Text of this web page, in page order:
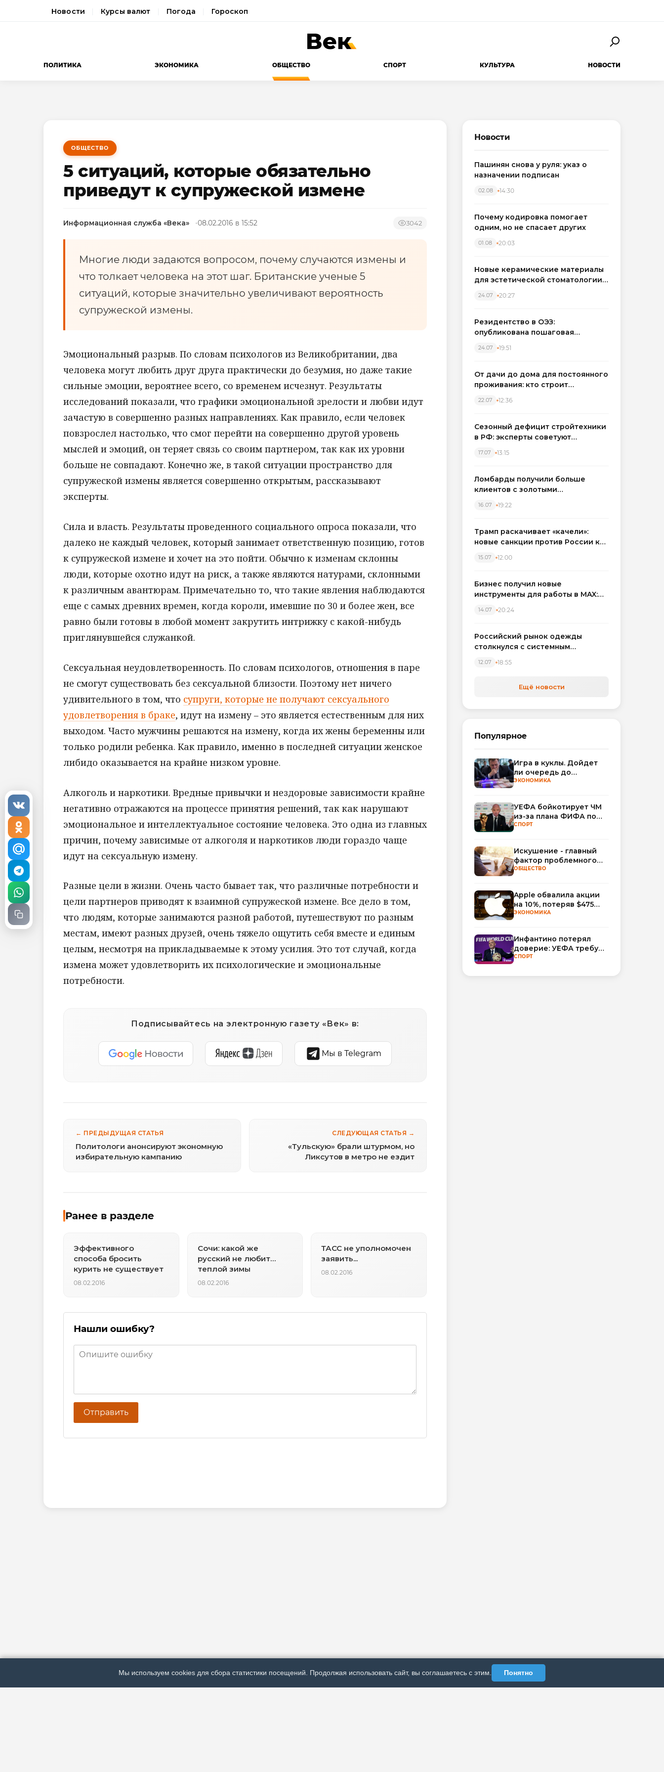
Новости Курсы валют Погода Гороскоп
ПОЛИТИКА ЭКОНОМИКА ОБЩЕСТВО СПОРТ КУЛЬТУРА НОВОСТИ
ОБЩЕСТВО
5 ситуаций, которые обязательно
приведут к супружеской измене
Информационная служба «Века» 08.02.2016 в 15:52 3042
Многие люди задаются вопросом, почему случаются измены и
что толкает человека на этот шаг. Британские ученые 5
ситуаций, которые значительно увеличивают вероятность
супружеской измены.
Эмоциональный разрыв. По словам психологов из Великобритании, два
человека могут любить друг друга практически до безумия, но даже такие
сильные эмоции, вероятнее всего, со временем исчезнут. Результаты
исследований показали, что графики эмоциональной зрелости и любви идут
зачастую в совершенно разных направлениях. Как правило, если человек
повзрослел настолько, что смог перейти на совершенно другой уровень
мыслей и эмоций, он теряет связь со своим партнером, так как их уровни
больше не совпадают. Конечно же, в такой ситуации пространство для
супружеской измены является совершенно открытым, рассказывают
эксперты.
Сила и власть. Результаты проведенного социального опроса показали, что
далеко не каждый человек, который занимает ответственную позицию, готов
к супружеской измене и хочет на это пойти. Обычно к изменам склонны
люди, которые охотно идут на риск, а также являются натурами, склонными
к различным авантюрам. Примечательно то, что такие явления наблюдаются
еще с самых древних времен, когда короли, имевшие по 30 и более жен, все
равно были готовы в любой момент закрутить интрижку с какой-нибудь
приглянувшейся служанкой.
Сексуальная неудовлетворенность. По словам психологов, отношения в паре
не смогут существовать без сексуальной близости. Поэтому нет ничего
удивительного в том, что супруги, которые не получают сексуального
удовлетворения в браке, идут на измену – это является естественным для них
выходом. Часто мужчины решаются на измену, когда их жены беременны или
только родили ребенка. Как правило, именно в последней ситуации женское
либидо оказывается на крайне низком уровне.
Алкоголь и наркотики. Вредные привычки и нездоровые зависимости крайне
негативно отражаются на процессе принятия решений, так как нарушают
эмоциональное и интеллектуальное состояние человека. Это одна из главных
причин, почему зависимые от алкоголя и наркотиков люди гораздо чаще
идут на сексуальную измену.
Разные цели в жизни. Очень часто бывает так, что различные потребности и
цели партнеров приводят к взаимной супружеской измене. Все дело в том,
что людям, которые занимаются разной работой, путешествуют по разным
местам, имеют разных друзей, очень тяжело ощутить себя вместе и единым
целым, несмотря на прикладываемые к этому усилия. Это тот случай, когда
измена может удовлетворить их психологические и эмоциональные
потребности.
Подписывайтесь на электронную газету «Век» в:
Мы в Telegram
← ПРЕДЫДУЩАЯ СТАТЬЯ
Политологи анонсируют экономную
избирательную кампанию
СЛЕДУЮЩАЯ СТАТЬЯ →
«Тульскую» брали штурмом, но
Ликсутов в метро не ездит
Ранее в разделе
Эффективного
способа бросить
курить не существует
08.02.2016
Сочи: какой же
русский не любит…
теплой зимы
08.02.2016
ТАСС не уполномочен
заявить...
08.02.2016
Нашли ошибку?
Отправить
Новости
Пашинян снова у руля: указ о
назначении подписан
02.08 14:30
Почему кодировка помогает
одним, но не спасает других
01.08 20:03
Новые керамические материалы
для эстетической стоматологии
24.07 20:27
Резидентство в ОЭЗ:
опубликована пошаговая
налоговых льгот для инвесторов
24.07 19:51
От дачи до дома для постоянного
проживания: кто строит
Западном регионе
22.07 12:36
Сезонный дефицит стройтехники
в РФ: эксперты советуют
17.07 13:15
Ломбарды получили больше
клиентов с золотыми
вырос на фоне подорожания
16.07 19:22
Трамп раскачивает «качели»:
новые санкции против России как
15.07 12:00
Бизнес получил новые
инструменты для работы в MAX:
автоматизируют обработку
14.07 20:24
Российский рынок одежды
столкнулся с системным
12.07 18:55
Ещё новости
Популярное
Игра в куклы. Дойдет
ли очередь до
Миллера?
ЭКОНОМИКА
УЕФА бойкотирует ЧМ
из-за плана ФИФА по
привлечению частных
СПОРТ
Искушение - главный
фактор проблемного
использования
ОБЩЕСТВО
Apple обвалила акции
на 10%, потеряв $475
млрд капитализации
ЭКОНОМИКА
Инфантино потерял
доверие: УЕФА требует
смены руководства
СПОРТ
Мы используем cookies для сбора статистики посещений. Продолжая использовать сайт, вы соглашаетесь с этим. Понятно